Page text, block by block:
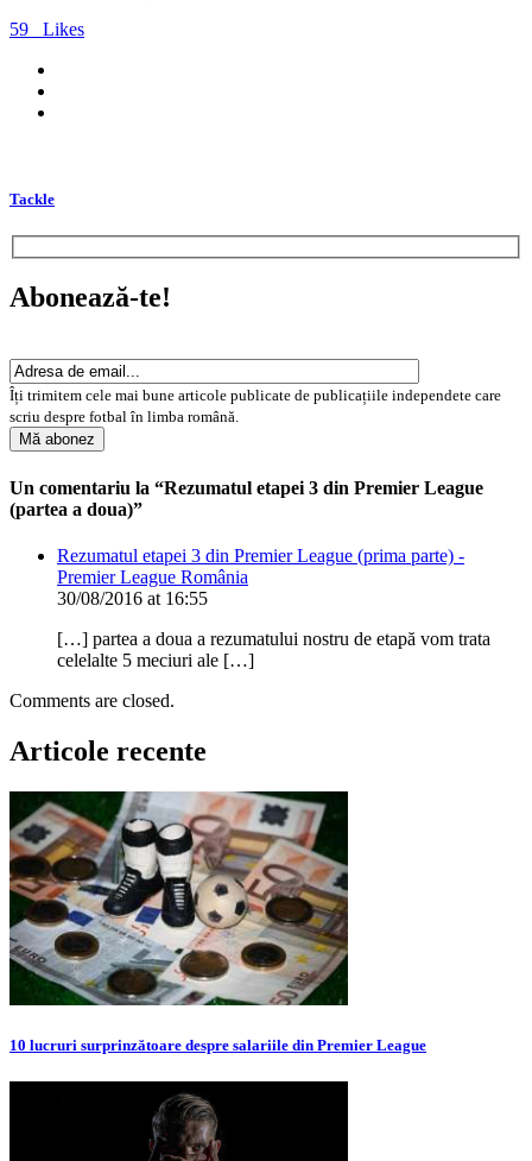
59
Likes
Tackle
Abonează-te!
Îți trimitem cele mai bune articole publicate de publicațiile independete care
scriu despre fotbal în limba română.
Un comentariu la “Rezumatul etapei 3 din Premier League
(partea a doua)”
Rezumatul etapei 3 din Premier League (prima parte) -
Premier League România
30/08/2016 at 16:55
[…] partea a doua a rezumatului nostru de etapă vom trata
celelalte 5 meciuri ale […]
Comments are closed.
Articole recente
10 lucruri surprinzătoare despre salariile din Premier League